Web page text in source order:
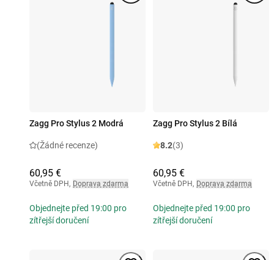
Zagg Pro Stylus 2 Modrá
(Žádné recenze)
60,95 €
Včetně DPH, Doprava zdarma
Objednejte před 19:00 pro
zítřejší doručení
Zagg Pro Stylus 2 Bílá
8.2(3)
60,95 €
Včetně DPH, Doprava zdarma
Objednejte před 19:00 pro
zítřejší doručení